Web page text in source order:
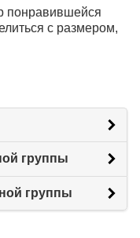
понравившейся
с размером,
группы
группы